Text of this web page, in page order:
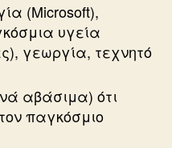
(Microsoft),
υγεία
γεωργία, τεχνητό
αβάσιμα) ότι
παγκόσμιο